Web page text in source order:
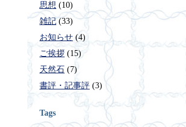
思想 (10)
雑記(33)
お知らせ (4)
ご挨拶 (15)
天然石 (7)
書評・記事評 (3)
Tags